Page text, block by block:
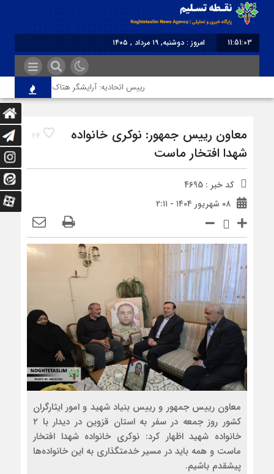
11:51:03
امروز : دوشنبه, ۱۹ مرداد , ۱۴۰۵
رییس اتحادیه: آرایشگر هتاک در قزوین عضو
24
معاون رییس جمهور: نوکری خانواده
شهدا افتخار ماست
کد خبر : 4695
۰۸ شهریور ۱۴۰۴ - ۲:۱۱
معاون رییس‌ جمهور و رییس بنیاد شهید و امور ایثارگران
کشور روز جمعه در سفر به استان قزوین در دیدار با ۲
خانواده شهید اظهار کرد: نوکری خانواده شهدا افتخار
ماست و همه باید در مسیر خدمتگذاری به این خانواده‌ها
پیشقدم باشیم.